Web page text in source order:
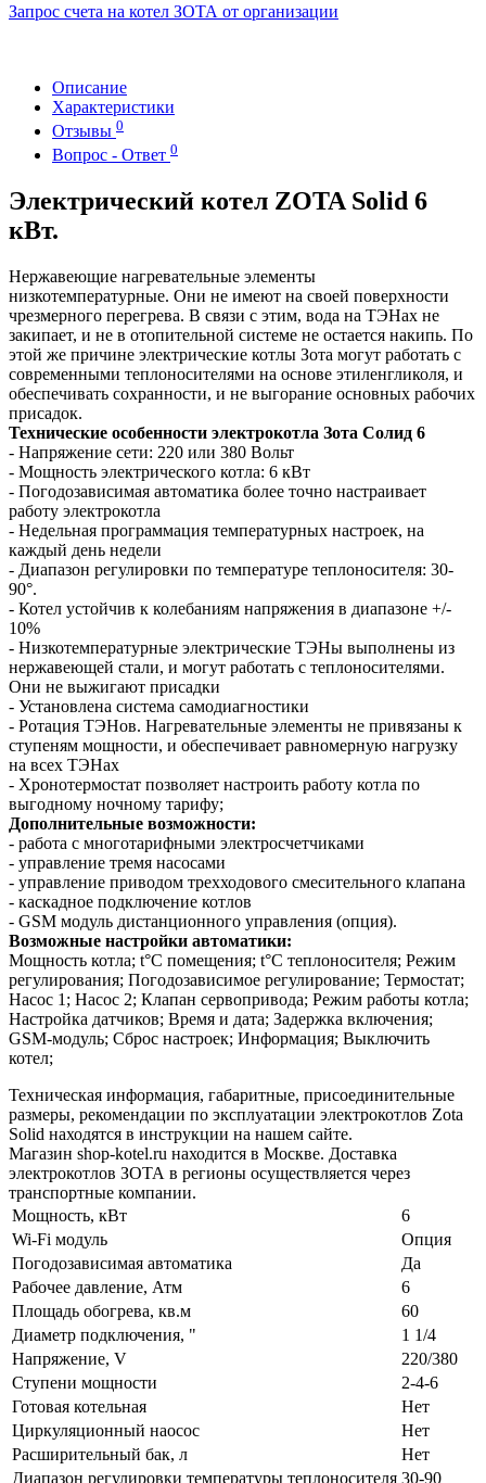
Запрос счета на котел ЗОТА от организации
Описание
Характеристики
Отзывы 0
Вопрос - Ответ 0
Электрический котел ZOTA Solid 6
кВт.
Нержавеющие нагревательные элементы
низкотемпературные. Они не имеют на своей поверхности
чрезмерного перегрева. В связи с этим, вода на ТЭНах не
закипает, и не в отопительной системе не остается накипь. По
этой же причине электрические котлы Зота могут работать с
современными теплоносителями на основе этиленгликоля, и
обеспечивать сохранности, и не выгорание основных рабочих
присадок.
Технические особенности электрокотла Зота Солид 6
- Напряжение сети: 220 или 380 Вольт
- Мощность электрического котла: 6 кВт
- Погодозависимая автоматика более точно настраивает
работу электрокотла
- Недельная программация температурных настроек, на
каждый день недели
- Диапазон регулировки по температуре теплоносителя: 30-
90°.
- Котел устойчив к колебаниям напряжения в диапазоне +/-
10%
- Низкотемпературные электрические ТЭНы выполнены из
нержавеющей стали, и могут работать с теплоносителями.
Они не выжигают присадки
- Установлена система самодиагностики
- Ротация ТЭНов. Нагревательные элементы не привязаны к
ступеням мощности, и обеспечивает равномерную нагрузку
на всех ТЭНах
- Хронотермостат позволяет настроить работу котла по
выгодному ночному тарифу;
Дополнительные возможности:
- работа с многотарифными электросчетчиками
- управление тремя насосами
- управление приводом трехходового смесительного клапана
- каскадное подключение котлов
- GSM модуль дистанционного управления (опция).
Возможные настройки автоматики:
Мощность котла; t°С помещения; t°С теплоносителя; Режим
регулирования; Погодозависимое регулирование; Термостат;
Насос 1; Насос 2; Клапан сервопривода; Режим работы котла;
Настройка датчиков; Время и дата; Задержка включения;
GSM-модуль; Сброс настроек; Информация; Выключить
котел;
Техническая информация, габаритные, присоединительные
размеры, рекомендации по эксплуатации электрокотлов Zota
Solid находятся в инструкции на нашем сайте.
Магазин shop-kotel.ru находится в Москве. Доставка
электрокотлов ЗОТА в регионы осуществляется через
транспортные компании.
Мощность, кВт
6
Wi-Fi модуль
Опция
Погодозависимая автоматика
Да
Рабочее давление, Атм
6
Площадь обогрева, кв.м
60
Диаметр подключения, "
1 1/4
Напряжение, V
220/380
Ступени мощности
2-4-6
Готовая котельная
Нет
Циркуляционный наосос
Нет
Расширительный бак, л
Нет
Диапазон регулировки температуры теплоносителя 30-90